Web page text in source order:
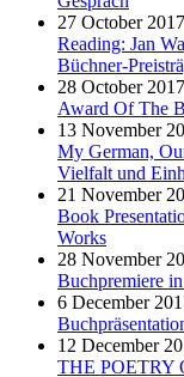
27 October 2017
Reading: Jan
Büchner-
28 October 2017
Award Of The
13 November
My German,
Vielfalt und
21 November
Book
Works
28 November
Buchpremiere
6 December
12 December
THE POETRY